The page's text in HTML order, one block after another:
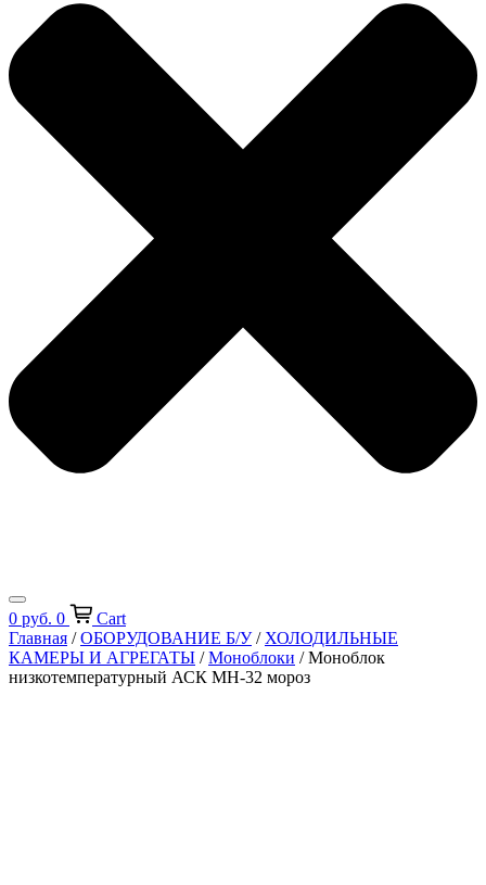
0 руб. 0
Cart
Главная /ОБОРУДОВАНИЕ Б/У/ ХОЛОДИЛЬНЫЕ
КАМЕРЫ И АГРЕГАТЫ /Моноблоки / Моноблок
низкотемпературный АСК МН-32 мороз